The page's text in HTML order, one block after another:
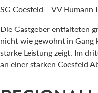
SG Coesfeld – VV Humann
Die Gastgeber entfalteten
nicht wie gewohnt in Gang
starke Leistung zeigt. Im
an einer starken Coesfeld